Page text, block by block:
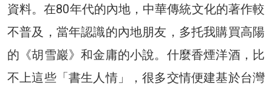
資料。在80年代的內地，中華傳統文化的著作較
不普及，當年認識的內地朋友，多托我購買高陽
的《胡雪巖》和金庸的小說。什麼香煙洋酒，比
不上這些「書生人情」，很多交情便建基於台灣